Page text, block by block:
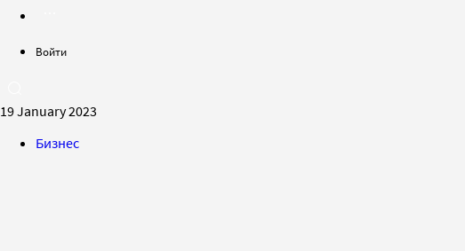
Войти
19 January 2023
Бизнес